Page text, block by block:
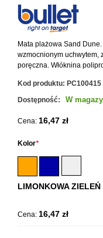
Mata plażowa Sand
wzmocnionym uchwytem,
poręczna. Włóknina
Kod produktu: PC100415
Dostępność:
W
Cena: 16,47 zł
*
Kolor
LIMONKOWA ZIELEŃ
Cena: 16,47 zł